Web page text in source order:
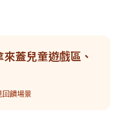
來蓋兒童遊戲區、
饋場景